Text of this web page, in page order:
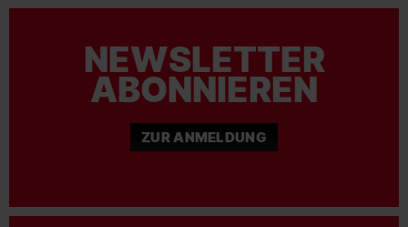
NEWSLETTER
ABONNIEREN
ZUR ANMELDUNG